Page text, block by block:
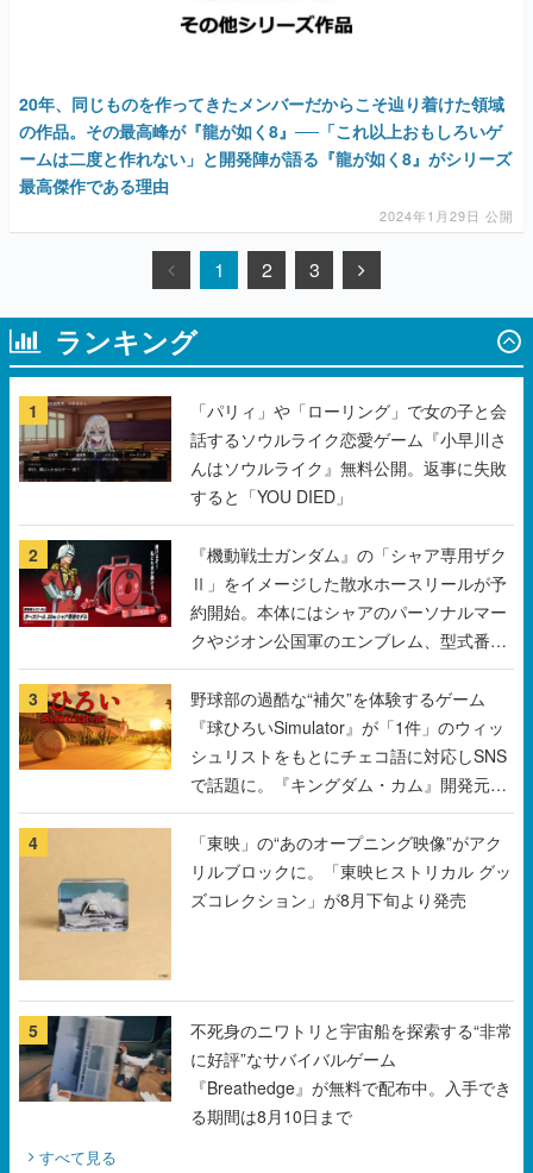
20年、同じものを作ってきたメンバーだからこそ辿り着けた領域
の作品。その最高峰が『龍が如く8』──「これ以上おもしろいゲ
ームは二度と作れない」と開発陣が語る『龍が如く8』がシリーズ
最高傑作である理由
2024年1月29日 公開
1 2 3
ランキング
1
「パリィ」や「ローリング」で女の子と会
話するソウルライク恋愛ゲーム『小早川さ
んはソウルライク』無料公開。返事に失敗
すると「YOU DIED」
2
『機動戦士ガンダム』の「シャア専用ザク
Ⅱ」をイメージした散水ホースリールが予
約開始。本体にはシャアのパーソナルマー
クやジオン公国軍のエンブレム、型式番号
などを配置
3
野球部の過酷な“補欠”を体験するゲーム
『球ひろいSimulator』が「1件」のウィッ
シュリストをもとにチェコ語に対応しSNS
で話題に。『キングダム・カム』開発元や
チェコのプロ野球選手から称賛の声
4
「東映」の“あのオープニング映像”がアク
リルブロックに。「東映ヒストリカル グッ
ズコレクション」が8月下旬より発売
5
不死身のニワトリと宇宙船を探索する“非常
に好評”なサバイバルゲーム
『Breathedge』が無料で配布中。入手でき
る期間は8月10日まで
すべて見る